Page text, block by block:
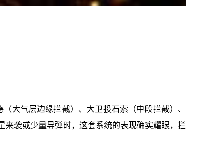
大气层边缘拦截）、大卫投石索（中段拦截）、
袭或少量导弹时，这套系统的表现确实耀眼，拦